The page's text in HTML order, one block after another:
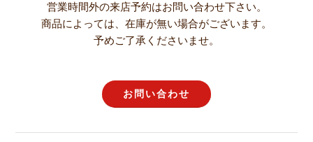
営業時間外の来店予約はお問い合わせ下さい。
商品によっては、在庫が無い場合がございます。
予めご了承くださいませ。
お問い合わせ